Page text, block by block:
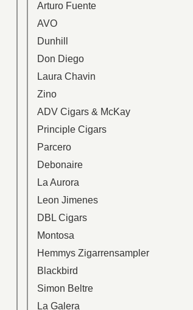
Arturo Fuente
AVO
Dunhill
Don Diego
Laura Chavin
Zino
ADV Cigars & McKay
Principle Cigars
Parcero
Debonaire
La Aurora
Leon Jimenes
DBL Cigars
Montosa
Hemmys Zigarrensampler
Blackbird
Simon Beltre
La Galera